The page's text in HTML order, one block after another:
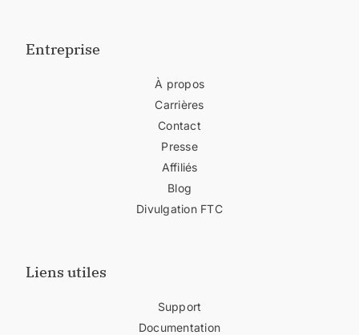
Entreprise
À propos
Carrières
Contact
Presse
Affiliés
Blog
Divulgation FTC
Liens utiles
Support
Documentation